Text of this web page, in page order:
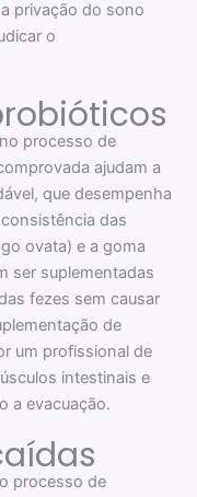
privação do sono
o
processo de
ajudam a
que desempenha
das
ovata) e a goma
ser suplementadas
fezes sem causar
de
um profissional de
intestinais e
a evacuação.
processo de